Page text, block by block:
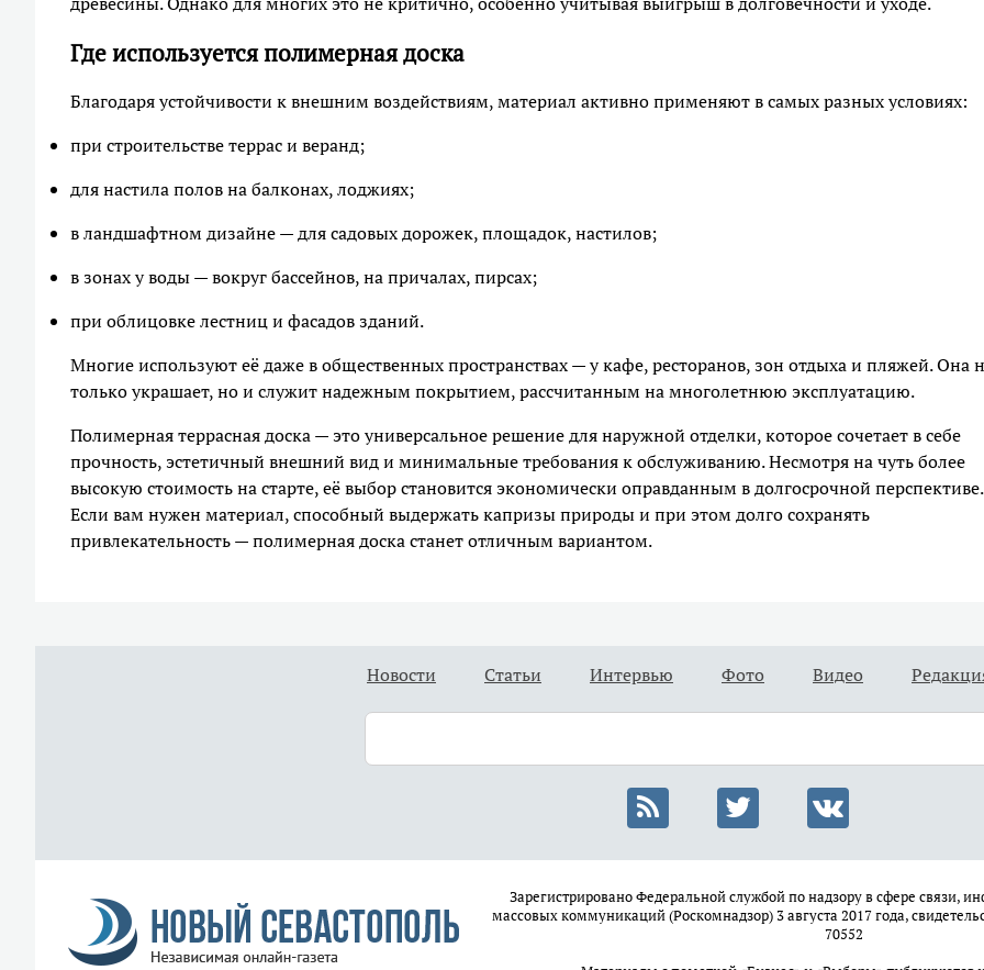
Где используется полимерная доска
Благодаря устойчивости к внешним воздействиям, материал активно применяют в самых разных условиях:
при строительстве террас и веранд;
для настила полов на балконах, лоджиях;
в ландшафтном дизайне — для садовых дорожек, площадок, настилов;
в зонах у воды — вокруг бассейнов, на причалах, пирсах;
при облицовке лестниц и фасадов зданий.
Многие используют её даже в общественных пространствах — у кафе, ресторанов, зон отдыха и пляжей. Она
только украшает, но и служит надежным покрытием, рассчитанным на многолетнюю эксплуатацию.
Полимерная террасная доска — это универсальное решение для наружной отделки, которое сочетает в себе
прочность, эстетичный внешний вид и минимальные требования к обслуживанию. Несмотря на чуть более
высокую стоимость на старте, её выбор становится экономически оправданным в долгосрочной перспективе.
Если вам нужен материал, способный выдержать капризы природы и при этом долго сохранять
привлекательность — полимерная доска станет отличным вариантом.
Новости Статьи Интервью Фото Видео
Зарегистрировано Федеральной службой по надзору в сфере связи,
массовых коммуникаций (Роскомнадзор) 3 августа 2017 года,
70552